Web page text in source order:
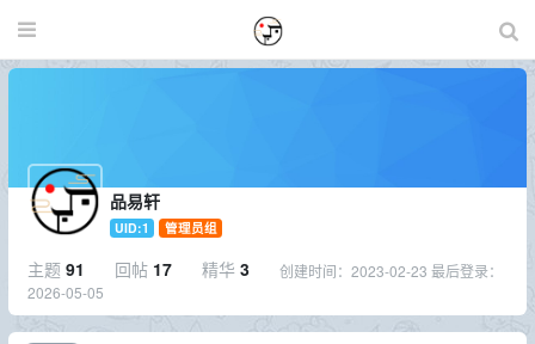
品易轩
UID:1 管理员组
主题 91 回帖 17 精华 3 创建时间： 2023-02-23 最后登录：
2026-05-05